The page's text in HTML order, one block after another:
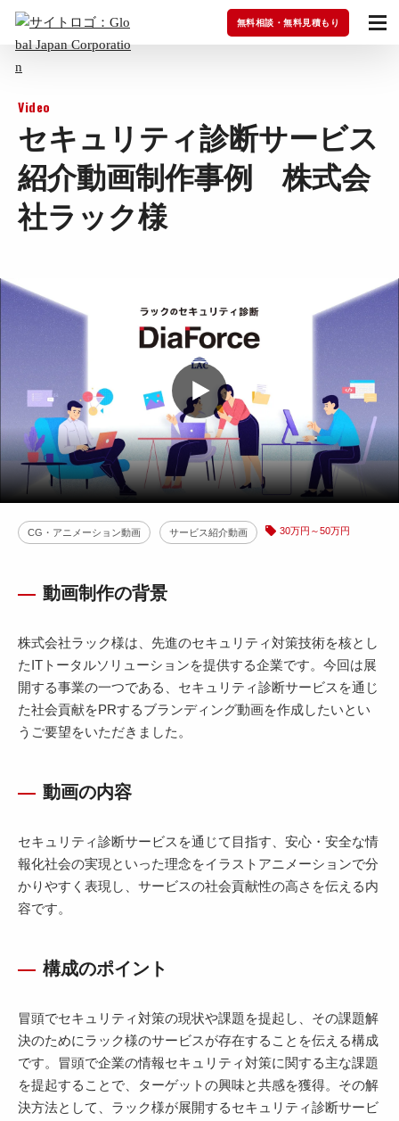
無料相談・無料見積もり
Video
セキュリティ診断サービス
紹介動画制作事例 株式会
社ラック様
CG・アニメーション動画 サービス紹介動画 30万円～50万円
動画制作の背景
株式会社ラック様は、先進のセキュリティ対策技術を核とし
たITトータルソリューションを提供する企業です。今回は展
開する事業の一つである、セキュリティ診断サービスを通じ
た社会貢献をPRするブランディング動画を作成したいとい
うご要望をいただきました。
動画の内容
セキュリティ診断サービスを通じて目指す、安心・安全な情
報化社会の実現といった理念をイラストアニメーションで分
かりやすく表現し、サービスの社会貢献性の高さを伝える内
容です。
構成のポイント
冒頭でセキュリティ対策の現状や課題を提起し、その課題解
決のためにラック様のサービスが存在することを伝える構成
です。冒頭で企業の情報セキュリティ対策に関する主な課題
を提起することで、ターゲットの興味と共感を獲得。その解
決方法として、ラック様が展開するセキュリティ診断サービ